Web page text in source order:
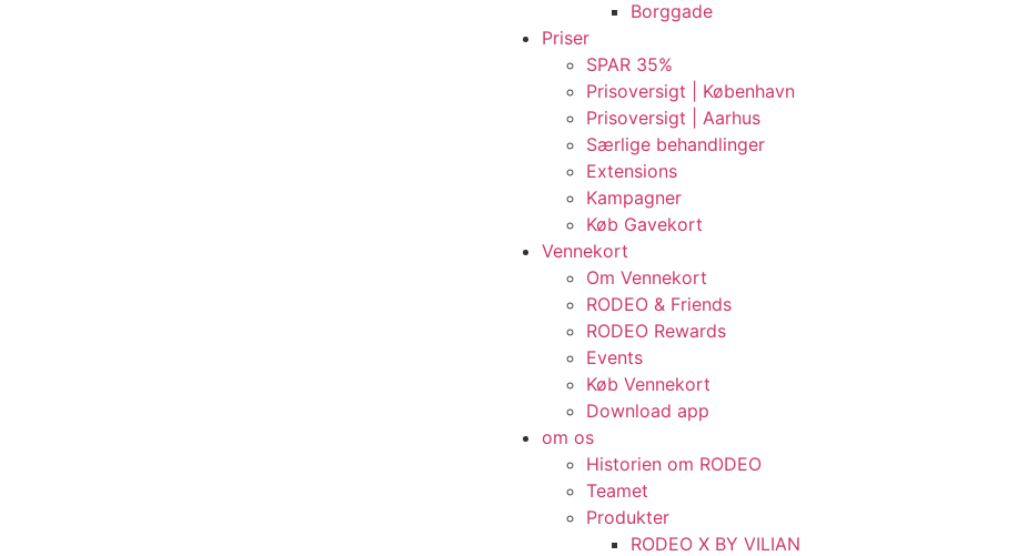
Borggade
Priser
SPAR 35%
Prisoversigt | København
Prisoversigt | Aarhus
Særlige behandlinger
Extensions
Kampagner
Køb Gavekort
Vennekort
Om Vennekort
RODEO & Friends
RODEO Rewards
Events
Køb Vennekort
Download app
om os
Historien om RODEO
Teamet
Produkter
RODEO X BY VILIAN